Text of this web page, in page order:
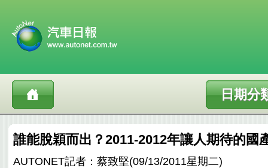
日期分
誰能脫穎而出？2011-2012年讓人期待的國
AUTONET記者：蔡致堅(09/13/2011星期二)